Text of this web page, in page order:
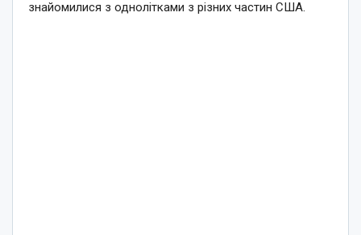
знайомилися з однолітками з різних частин США.